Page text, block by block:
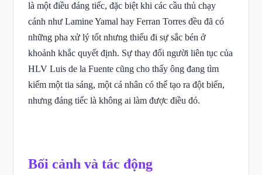
là một điều đáng tiếc, đặc biệt khi các cầu thủ chạy
cánh như Lamine Yamal hay Ferran Torres đều đã có
những pha xử lý tốt nhưng thiếu đi sự sắc bén ở
khoảnh khắc quyết định. Sự thay đổi người liên tục của
HLV Luis de la Fuente cũng cho thấy ông đang tìm
kiếm một tia sáng, một cá nhân có thể tạo ra đột biến,
nhưng đáng tiếc là không ai làm được điều đó.
Bối cảnh và tác động